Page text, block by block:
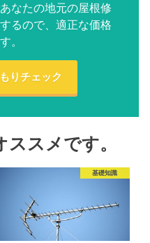
なたの地元の屋根修
るので、適正な価格
。
りチェック
ススメです。
基礎知識